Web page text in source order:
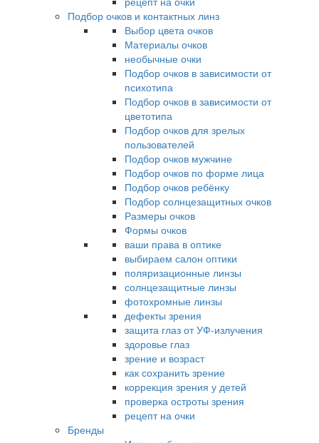
Подбор очков и контактных линз
Выбор цвета очков
Материалы очков
необычные очки
Подбор очков в зависимости от
психотипа
Подбор очков в зависимости от
цветотипа
Подбор очков для зрелых
пользователей
Подбор очков мужчине
Подбор очков по форме лица
Подбор очков ребёнку
Подбор солнцезащитных очков
Размеры очков
Формы очков
ваши права в оптике
выбираем салон оптики
поляризационные линзы
солнцезащитные линзы
фотохромные линзы
дефекты зрения
защита глаз от УФ-излучения
здоровье глаз
зрение и возраст
как сохранить зрение
коррекция зрения у детей
проверка остроты зрения
рецепт на очки
Бренды